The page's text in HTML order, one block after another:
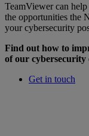
TeamViewer can
the opportunities the
your cybersecurity
Find out how to
of our cybersecurity
Get in touch